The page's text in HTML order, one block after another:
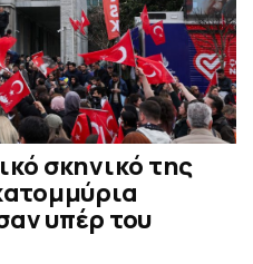
σκηνικό της
υπέρ του